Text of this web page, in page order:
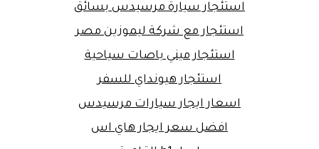
استئجار سيارة مرسيدس بسائق
استئجار مع شركة ليموزين مصر
استئجار ميني باصات سياحية
استئجار هيونداي للسفر
اسعار ايجار سيارات مرسيدس
افضل سعر ايجار هاي اس